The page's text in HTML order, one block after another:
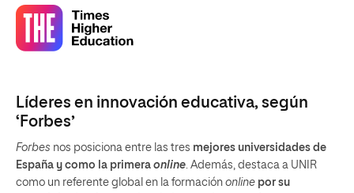
Líderes en innovación educativa, según
‘Forbes’
Forbes nos posiciona entre las tres mejores universidades de
España y como la primera online. Además, destaca a UNIR
como un referente global en la formación online por su